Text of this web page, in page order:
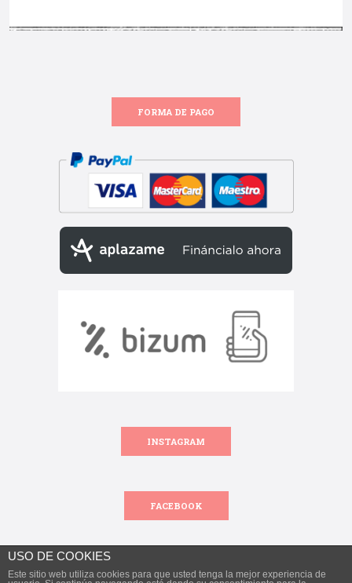
FORMA DE PAGO
INSTAGRAM
FACEBOOK
USO DE COOKIES
Este sitio web utiliza cookies para que usted tenga la mejor experiencia de